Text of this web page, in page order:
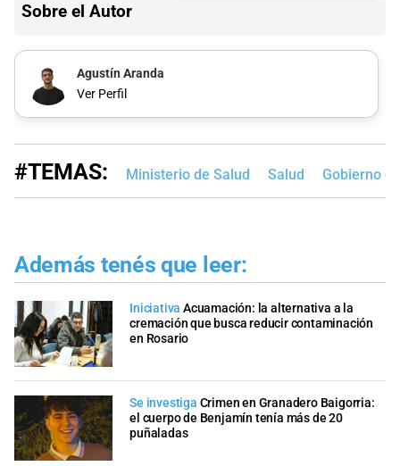
Sobre el Autor
Agustín Aranda
Ver Perfil
#TEMAS: Ministerio de Salud Salud Gobierno
Además tenés que leer:
Iniciativa Acuamación: la alternativa a la
cremación que busca reducir contaminación
en Rosario
Se investiga Crimen en Granadero Baigorria:
el cuerpo de Benjamín tenía más de 20
puñaladas